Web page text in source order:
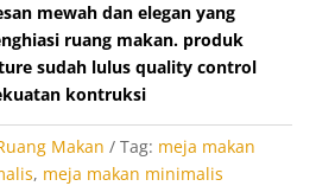
mewah dan elegan yang
ruang makan. produk
sudah lulus quality control
kontruksi
Makan Tag: meja makan
, meja makan minimalis